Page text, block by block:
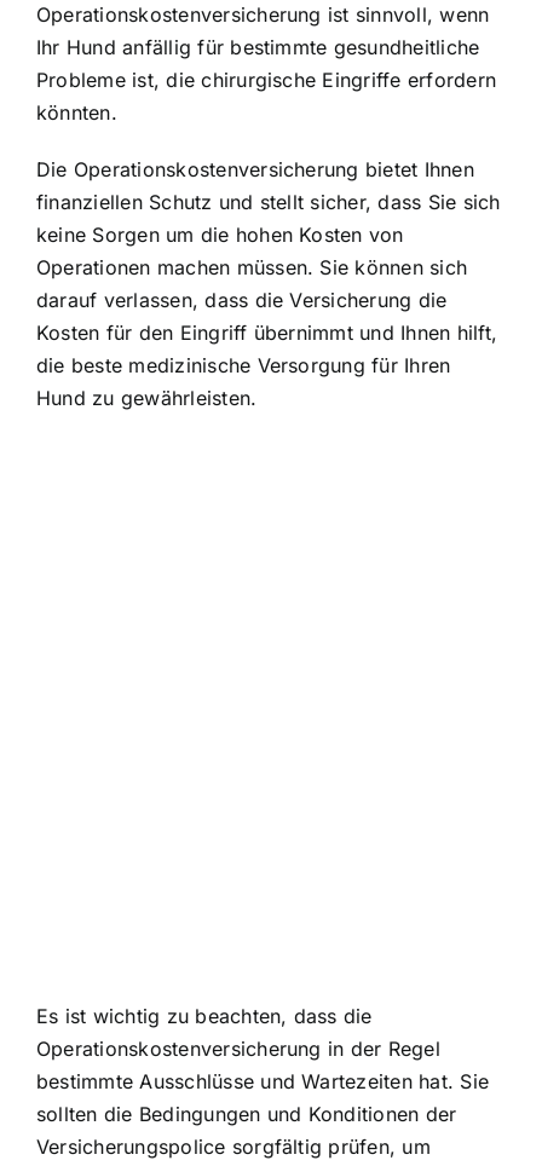
Operationskostenversicherung ist sinnvoll, wenn
Ihr Hund anfällig für bestimmte gesundheitliche
Probleme ist, die chirurgische Eingriffe erfordern
könnten.
Die Operationskostenversicherung bietet Ihnen
finanziellen Schutz und stellt sicher, dass Sie sich
keine Sorgen um die hohen Kosten von
Operationen machen müssen. Sie können sich
darauf verlassen, dass die Versicherung die
Kosten für den Eingriff übernimmt und Ihnen hilft,
die beste medizinische Versorgung für Ihren
Hund zu gewährleisten.
Es ist wichtig zu beachten, dass die
Operationskostenversicherung in der Regel
bestimmte Ausschlüsse und Wartezeiten hat. Sie
sollten die Bedingungen und Konditionen der
Versicherungspolice sorgfältig prüfen, um